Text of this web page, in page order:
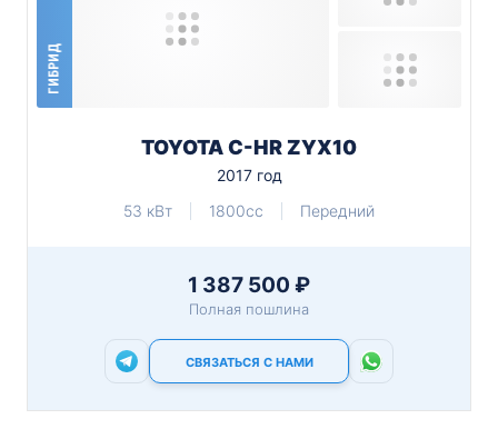
ГИБРИД
TOYOTA C-HR ZYX10
2017 год
53 кВт
1800cc Передний
1 387 500 ₽
Полная пошлина
СВЯЗАТЬСЯ С НАМИ